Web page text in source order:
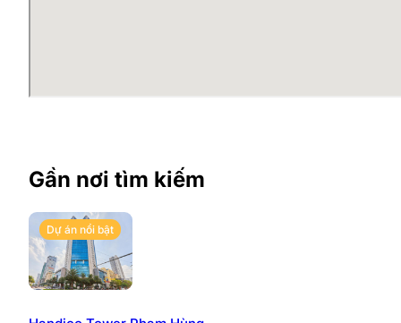
Gần nơi tìm kiếm
Dự án nổi bật